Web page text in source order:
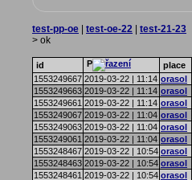
test-pp-oe test-oe-22
test-21-23
> ok
id P place
1553249667 2019-03-22 | 11:14 orasol
1553249663 2019-03-22 | 11:14 orasol
1553249661 2019-03-22 | 11:14 orasol
1553249067 2019-03-22 | 11:04 orasol
1553249063 2019-03-22 | 11:04 orasol
1553249061 2019-03-22 | 11:04 orasol
1553248467 2019-03-22 | 10:54 orasol
1553248463 2019-03-22 | 10:54 orasol
1553248461 2019-03-22 | 10:54 orasol